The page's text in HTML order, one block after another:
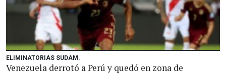
ELIMINATORIAS SUDAM.
Venezuela derrotó a Perú y quedó en zona de